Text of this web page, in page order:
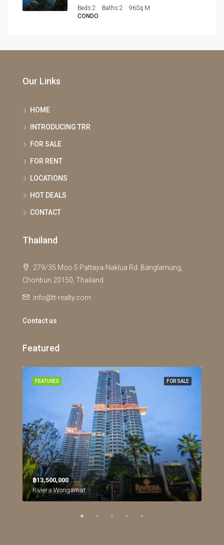
Beds:2 Baths:2 96Sq M
CONDO
Our Links
HOME
INTRODUCING TRR
FOR SALE
FOR RENT
LOCATIONS
HOT DEALS
CONTACT
Thailand
279/35 Moo 5 Pattaya-Naklua Rd. Banglamung,
Chonburi 20150, Thailand
info@tt-realty.com
Contact us
Featured
FOR SALE
FEATURED
฿13,500,000
Riviera Wongamat